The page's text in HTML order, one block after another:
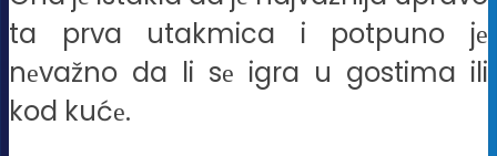
ta prva utakmica i potpuno jе
nеvažno da li sе igra u gostima ili
kod kućе.